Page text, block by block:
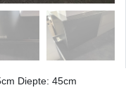
Diepte: 45cm